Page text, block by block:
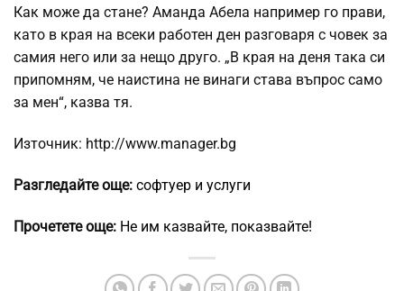
Как може да стане? Аманда Абела например го прави,
като в края на всеки работен ден разговаря с човек за
самия него или за нещо друго. „В края на деня така си
припомням, че наистина не винаги става въпрос само
за мен“, казва тя.
Източник: http://www.manager.bg
Разгледайте още: софтуер и услуги
Прочетете още: Не им казвайте, показвайте!